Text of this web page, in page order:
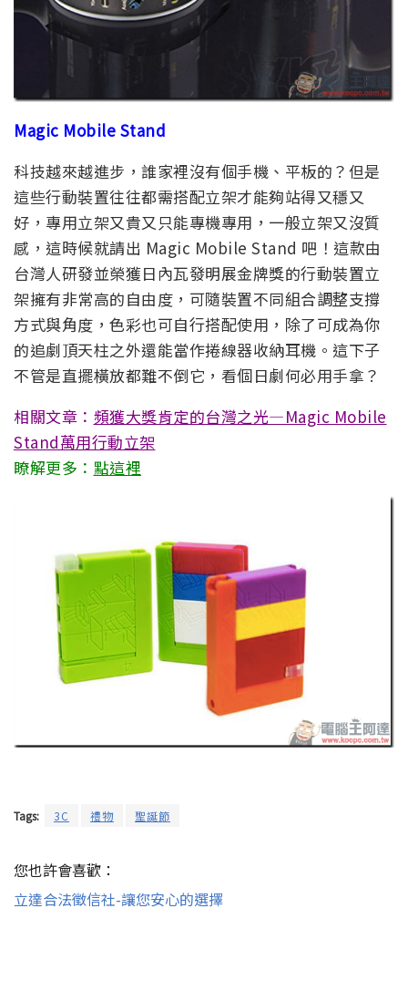
Magic Mobile Stand
科技越來越進步，誰家裡沒有個手機、平板的？但是
這些行動裝置往往都需搭配立架才能夠站得又穩又
好，專用立架又貴又只能專機專用，一般立架又沒質
感，這時候就請出 Magic Mobile Stand 吧！這款由
台灣人研發並榮獲日內瓦發明展金牌獎的行動裝置立
架擁有非常高的自由度，可隨裝置不同組合調整支撐
方式與角度，色彩也可自行搭配使用，除了可成為你
的追劇頂天柱之外還能當作捲線器收納耳機。這下子
不管是直擺橫放都難不倒它，看個日劇何必用手拿？
相關文章： 頻獲大獎肯定的台灣之光—Magic Mobile
Stand萬用行動立架
瞭解更多： 點這裡
Tags: 3C 禮物 聖誕節
您也許會喜歡：
立達合法徵信社-讓您安心的選擇